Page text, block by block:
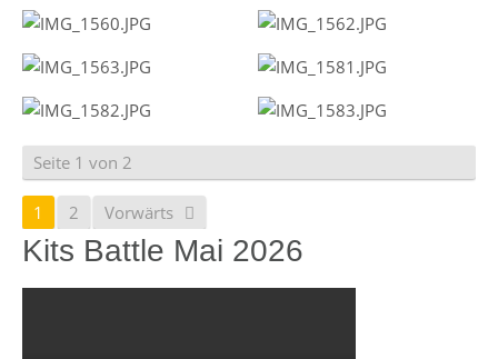
Seite 1 von 2
1 2 Vorwärts
Kits Battle Mai 2026